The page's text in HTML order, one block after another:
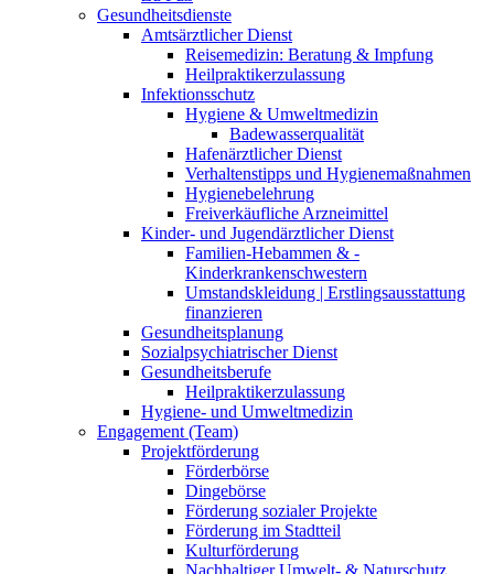
Gesundheitsdienste
Amtsärztlicher Dienst
Reisemedizin: Beratung & Impfung
Heilpraktikerzulassung
Infektionsschutz
Hygiene & Umweltmedizin
Badewasserqualität
Hafenärztlicher Dienst
Verhaltenstipps und Hygienemaßnahmen
Hygienebelehrung
Freiverkäufliche Arzneimittel
Kinder- und Jugendärztlicher Dienst
Familien-Hebammen & -
Kinderkrankenschwestern
Umstandskleidung | Erstlingsausstattung
finanzieren
Gesundheitsplanung
Sozialpsychiatrischer Dienst
Gesundheitsberufe
Heilpraktikerzulassung
Hygiene- und Umweltmedizin
Engagement (Team)
Projektförderung
Förderbörse
Dingebörse
Förderung sozialer Projekte
Förderung im Stadtteil
Kulturförderung
Nachhaltiger Umwelt- & Naturschutz